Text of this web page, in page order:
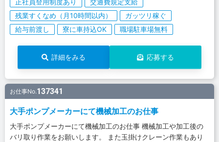
正社員登用制度あり
交通費規定支給
残業すくなめ（月10時間以内）
ガッツリ稼ぐ
給与前渡し
寮に車持込OK 職場駐車場無料
詳細をみる 応募する
お仕事No.137341
大手ポンプメーカーにて機械加工のお仕事
大手ポンプメーカーにて機械加工のお仕事 機械加工や加工後の
バリ取り作業をお願いします。 また玉掛けクレーン作業もあり